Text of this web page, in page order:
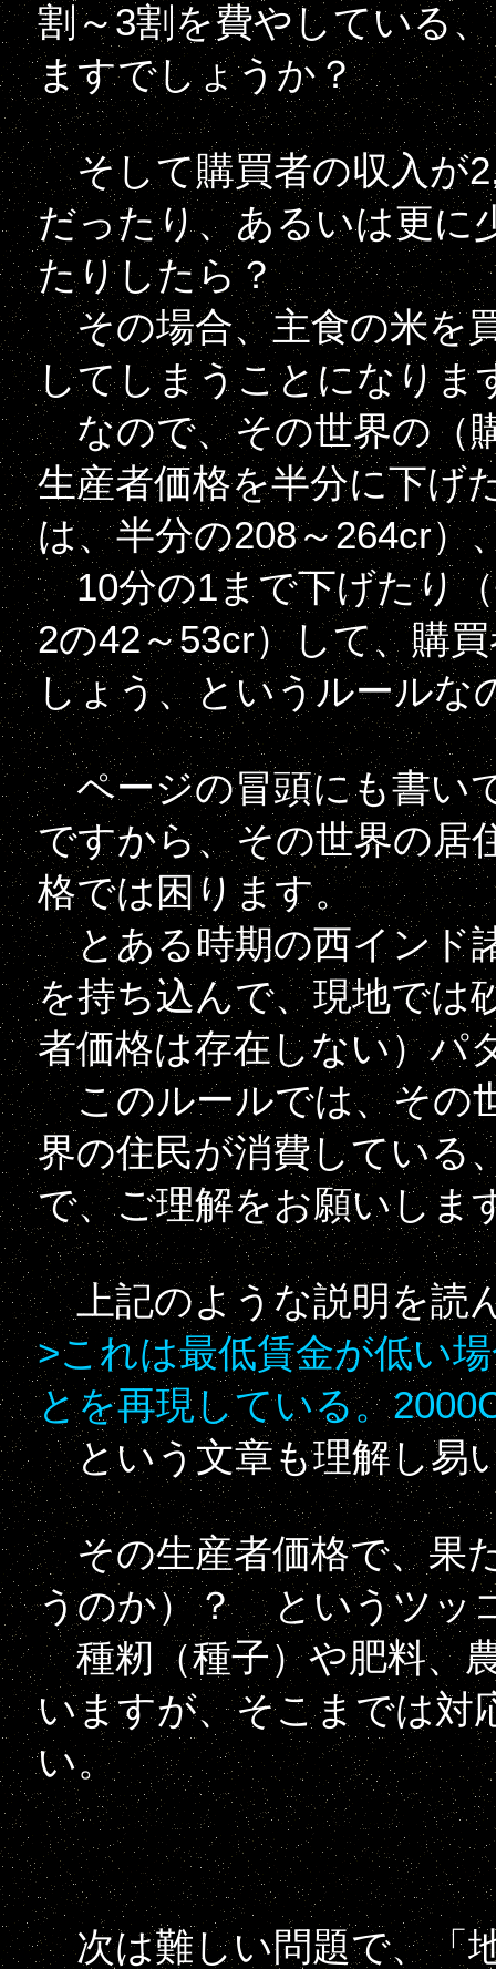
割～3割を費やしている
ますでしょうか？
そして購買者の収入が
だったり、あるいは更に
たりしたら？
その場合、主食の米を
してしまうことになりま
なので、その世界の（
生産者価格を半分に下げ
は、半分の208～264cr）
10分の1まで下げたり（
2の42～53cr）して、購
しょう、というルールな
ページの冒頭にも書い
ですから、その世界の居
格では困ります。
とある時期の西インド
を持ち込んで、現地では
者価格は存在しない）パ
このルールでは、その
界の住民が消費している
で、ご理解をお願いしま
上記のような説明を読
>これは最低賃金が低い
とを再現している。
という文章も理解し易
その生産者価格で、果
うのか）？ というツッ
種籾（種子）や肥料、
いますが、そこまでは対
い。
次は難しい問題で、「